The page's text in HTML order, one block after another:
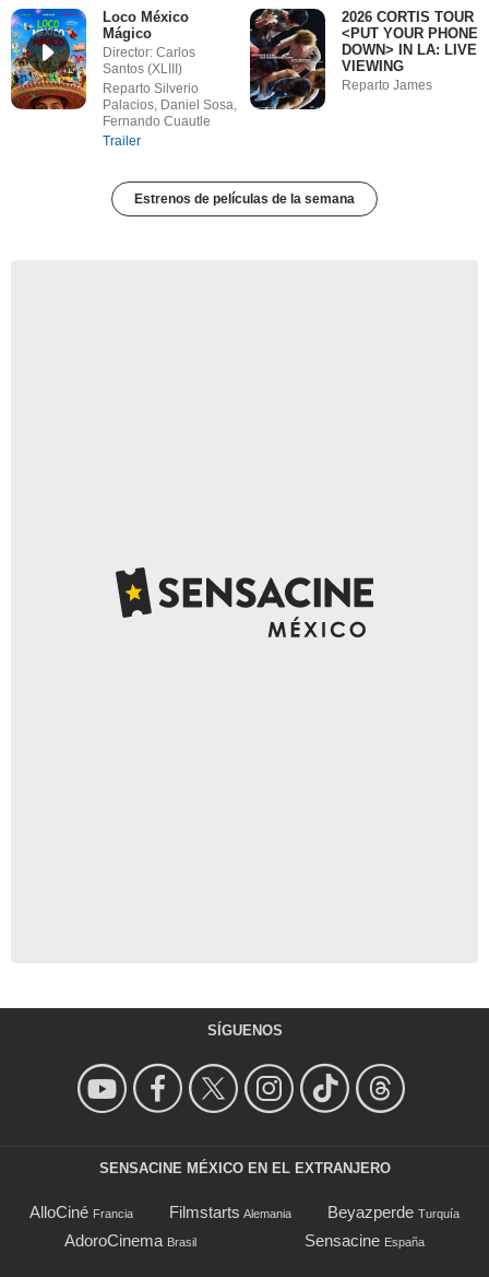
Loco México
Mágico
Director: Carlos
Santos (XLIII)
Reparto Silverio
Palacios, Daniel Sosa,
Fernando Cuautle
Trailer
2026 CORTIS TOUR
<PUT YOUR PHONE
DOWN> IN LA: LIVE
VIEWING
Reparto James
Estrenos de películas de la semana
SÍGUENOS
SENSACINE MÉXICO EN EL EXTRANJERO
AlloCiné Francia Filmstarts Alemania Beyazperde Turquía
AdoroCinema Brasil Sensacine España